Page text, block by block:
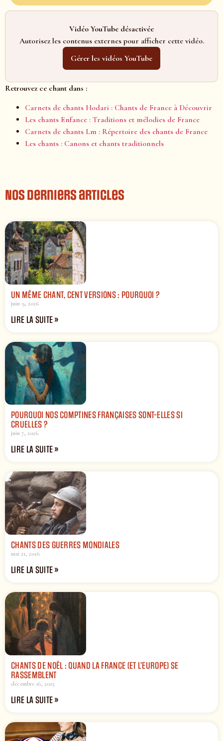
Vidéo YouTube désactivée
Autorisez les contenus externes pour afficher cette vidéo.
Gérer les vidéos YouTube
Retrouvez ce chant dans :
Carnets de chants Hodari : Chants de France à Découvrir
Les chants Enfance : Traditions et mélodies de France
Carnets de chants Lm : Répertoire des chants de France
Les chants : Canons et chants traditionnels
Nos derniers articles
UN MÊME CHANT, CENT VERSIONS : POURQUOI ?
juin 9, 2026
LIRE LA SUITE »
POURQUOI NOS COMPTINES FRANÇAISES SONT-ELLES SI
CRUELLES ?
juin 7, 2026
LIRE LA SUITE »
CHANTS DES GUERRES MONDIALES
mai 21, 2026
LIRE LA SUITE »
CHANTS DE NOËL : QUAND LA FRANCE (ET L’EUROPE) SE
RASSEMBLENT
décembre 16, 2025
LIRE LA SUITE »